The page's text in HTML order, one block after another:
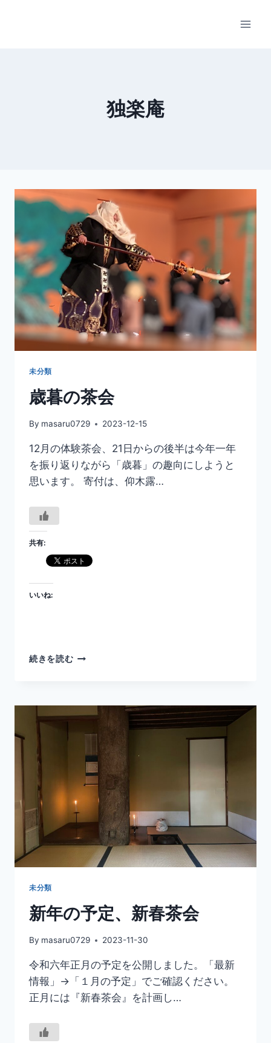
独楽庵
未分類
歳暮の茶会
By masaru0729 2023-12-15
12月の体験茶会、21日からの後半は今年一年
を振り返りながら「歳暮」の趣向にしようと
思います。 寄付は、仰木露…
共有:
いいね:
続きを読む歳
会
未分類
新年の予定、新春茶会
By masaru0729 2023-11-30
令和六年正月の予定を公開しました。「最新
情報」→「１月の予定」でご確認ください。
正月には『新春茶会』を計画し…